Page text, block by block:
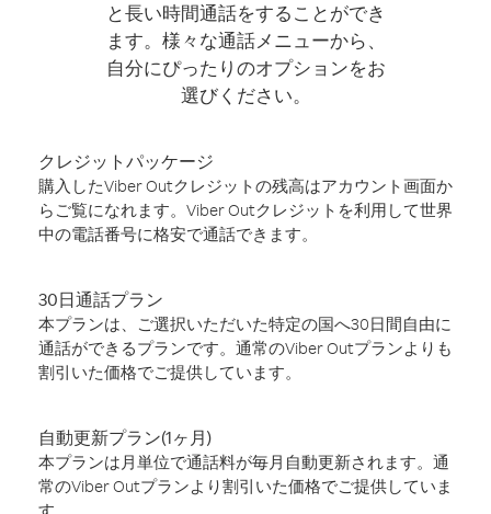
と長い時間通話をすることができ
ます。様々な通話メニューから、
自分にぴったりのオプションをお
選びください。
クレジットパッケージ
購入したViber Outクレジットの残高はアカウント画面か
らご覧になれます。Viber Outクレジットを利用して世界
中の電話番号に格安で通話できます。
30日通話プラン
本プランは、ご選択いただいた特定の国へ30日間自由に
通話ができるプランです。通常のViber Outプランよりも
割引いた価格でご提供しています。
自動更新プラン(1ヶ月)
本プランは月単位で通話料が毎月自動更新されます。通
常のViber Outプランより割引いた価格でご提供していま